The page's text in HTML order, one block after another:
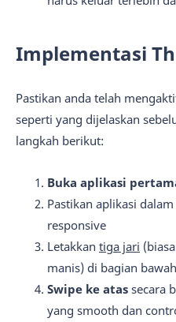
Implementasi
Pastikan anda telah
seperti yang dijelaskan
langkah berikut:
Buka aplikasi
Pastikan aplikasi
responsive
Letakkan tiga jari
manis) di bagian
Swipe ke atas secara
yang smooth dan